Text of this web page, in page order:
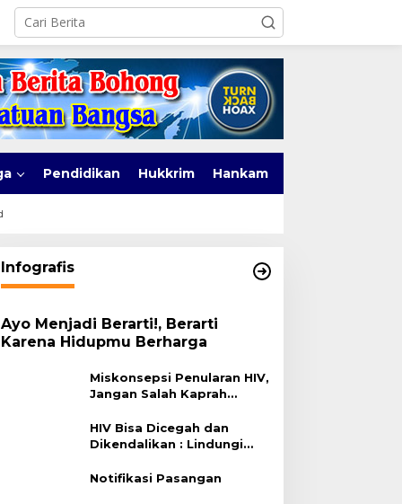
Pendidikan Hukkrim Hankam
Infografis
Ayo Menjadi Berarti!, Berarti
Karena Hidupmu Berharga
Miskonsepsi Penularan HIV,
Jangan Salah Kaprah
HIV Bisa Dicegah dan
Dikendalikan : Lindungi
Notifikasi Pasangan